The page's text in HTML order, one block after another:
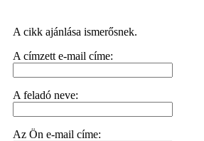
A cikk ajánlása ismerősnek.
A címzett e-mail címe:
A feladó neve:
Az Ön e-mail címe: